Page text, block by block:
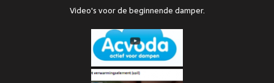
Video's voor de beginnende damper.